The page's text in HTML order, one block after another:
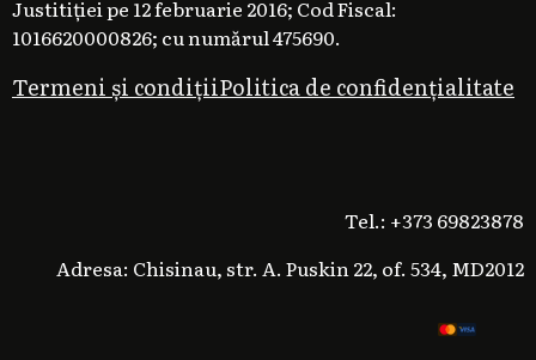
Justitiției pe 12 februarie 2016; Cod Fiscal:
1016620000826; cu numărul 475690.
Termeni și condițiiPolitica de confidențialitate
Tel.: +373 69823878
Adresa: Chisinau, str. A. Puskin 22, of. 534, MD2012